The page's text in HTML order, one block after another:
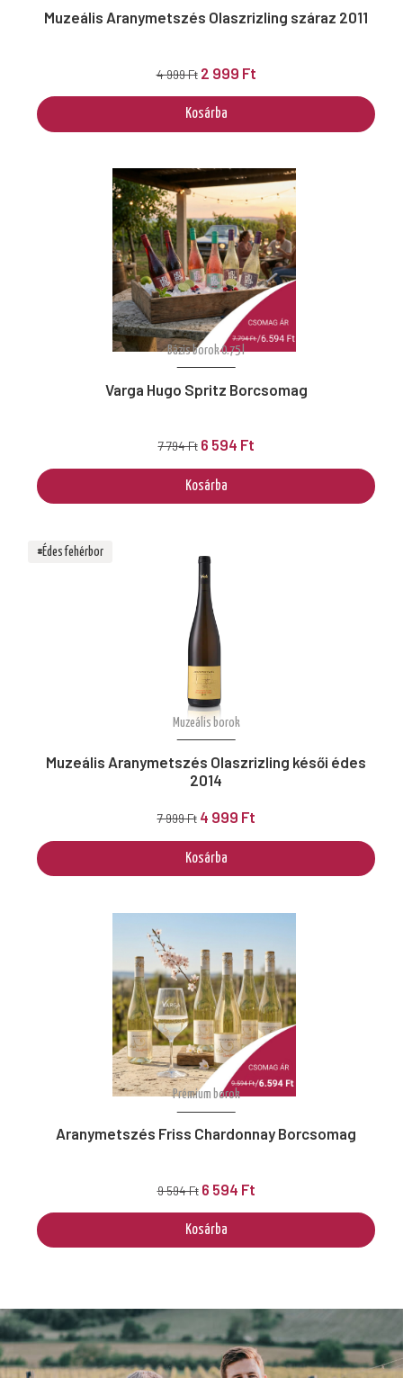
Muzeális Aranymetszés Olaszrizling száraz 2011
4 999 Ft 2 999 Ft
Kosárba
Bázis borok 0.75 l
Varga Hugo Spritz Borcsomag
7 794 Ft 6 594 Ft
Kosárba
Muzeális borok
Muzeális Aranymetszés Olaszrizling késői édes
2014
7 999 Ft 4 999 Ft
Kosárba
#Édes fehérbor
Prémium borok
Aranymetszés Friss Chardonnay Borcsomag
9 594 Ft 6 594 Ft
Kosárba